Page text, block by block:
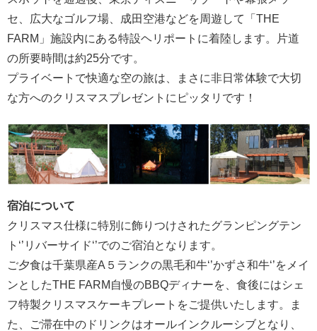
セ、広大なゴルフ場、成田空港などを周遊して「THE
FARM」施設内にある特設ヘリポートに着陸します。片道
の所要時間は約25分です。
プライベートで快適な空の旅は、まさに非日常体験で大切
な方へのクリスマスプレゼントにピッタリです！
宿泊について
クリスマス仕様に特別に飾りつけされたグランピングテン
ト‘’リバーサイド‘’でのご宿泊となります。
ご夕食は千葉県産A５ランクの黒毛和牛‘’かずさ和牛‘’をメイ
ンとしたTHE FARM自慢のBBQディナーを、食後にはシェ
フ特製クリスマスケーキプレートをご提供いたします。ま
た、ご滞在中のドリンクはオールインクルーシブとなり、